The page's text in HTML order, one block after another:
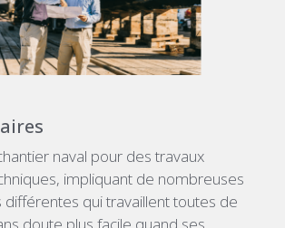
naval pour des travaux
impliquant de nombreuses
différentes qui travaillent toutes de
doute plus facile quand ses